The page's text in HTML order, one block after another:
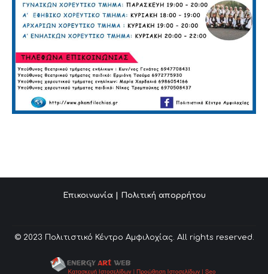
Επικοινωνία | Πολιτική απορρήτου
© 2023 Πολιτιστικό Κέντρο Αμφιλοχίας. All rights reserved.